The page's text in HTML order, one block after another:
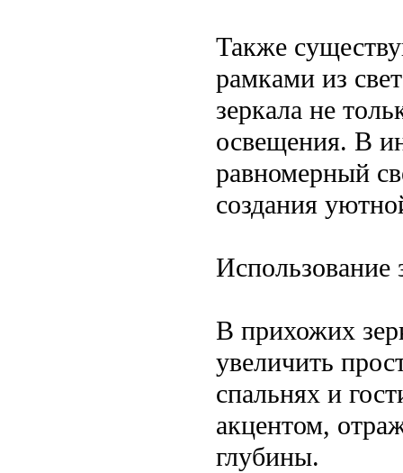
Также
рамками из
зеркала не
освещения. В
равномерный
создания
Использование
В прихожих
увеличить
спальнях и
акцентом,
глубины.